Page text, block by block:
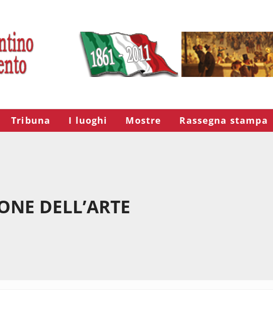
Tribuna I luoghi Mostre Rassegna stampa
DELL’ARTE